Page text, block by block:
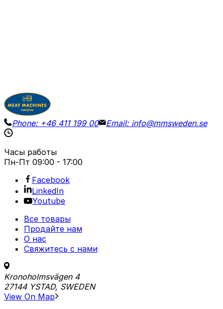
Phone: +46 411 199 00 Email: info@mmsweden.se
Часы работы
Пн-Пт 09:00 - 17:00
Facebook
LinkedIn
Youtube
Все товары
Продайте нам
О нас
Свяжитесь с нами
Kronoholmsvägen 4
27144 YSTAD, SWEDEN
View On Map